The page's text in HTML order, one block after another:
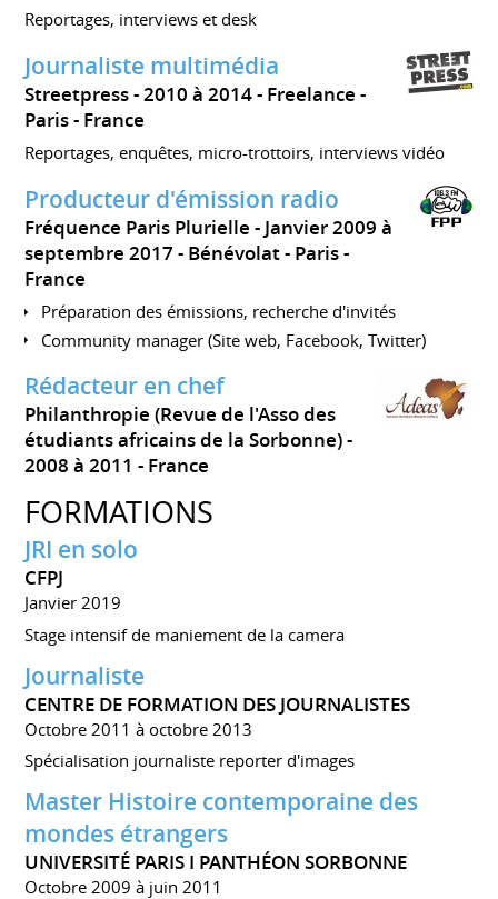
Reportages, interviews et desk
Journaliste multimédia
Streetpress 2010 à 2014 Freelance
Paris
France
Reportages, enquêtes, micro-trottoirs, interviews vidéo
Producteur d'émission radio
Fréquence Paris Plurielle
Janvier 2009 à
septembre 2017 Bénévolat
Paris
France
Préparation des émissions, recherche d'invités
Community manager (Site web, Facebook, Twitter)
Rédacteur en chef
Philanthropie (Revue de l'Asso des
étudiants africains de la Sorbonne)
2008 à 2011 France
FORMATIONS
JRI en solo
CFPJ
Janvier 2019
Stage intensif de maniement de la camera
Journaliste
CENTRE DE FORMATION DES JOURNALISTES
Octobre 2011 à octobre 2013
Spécialisation journaliste reporter d'images
Master Histoire contemporaine des
mondes étrangers
UNIVERSITÉ PARIS I PANTHÉON SORBONNE
Octobre 2009 à juin 2011